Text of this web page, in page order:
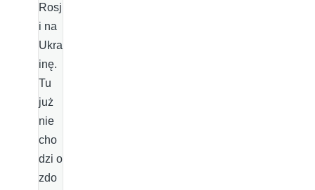
Rosj
i na
Ukra
inę.
Tu
już
nie
cho
dzi o
zdo